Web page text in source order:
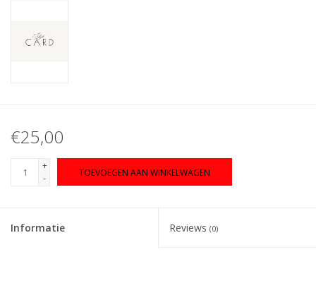
€25,00
+
-
TOEVOEGEN AAN WINKELWAGEN
Informatie Reviews (0)